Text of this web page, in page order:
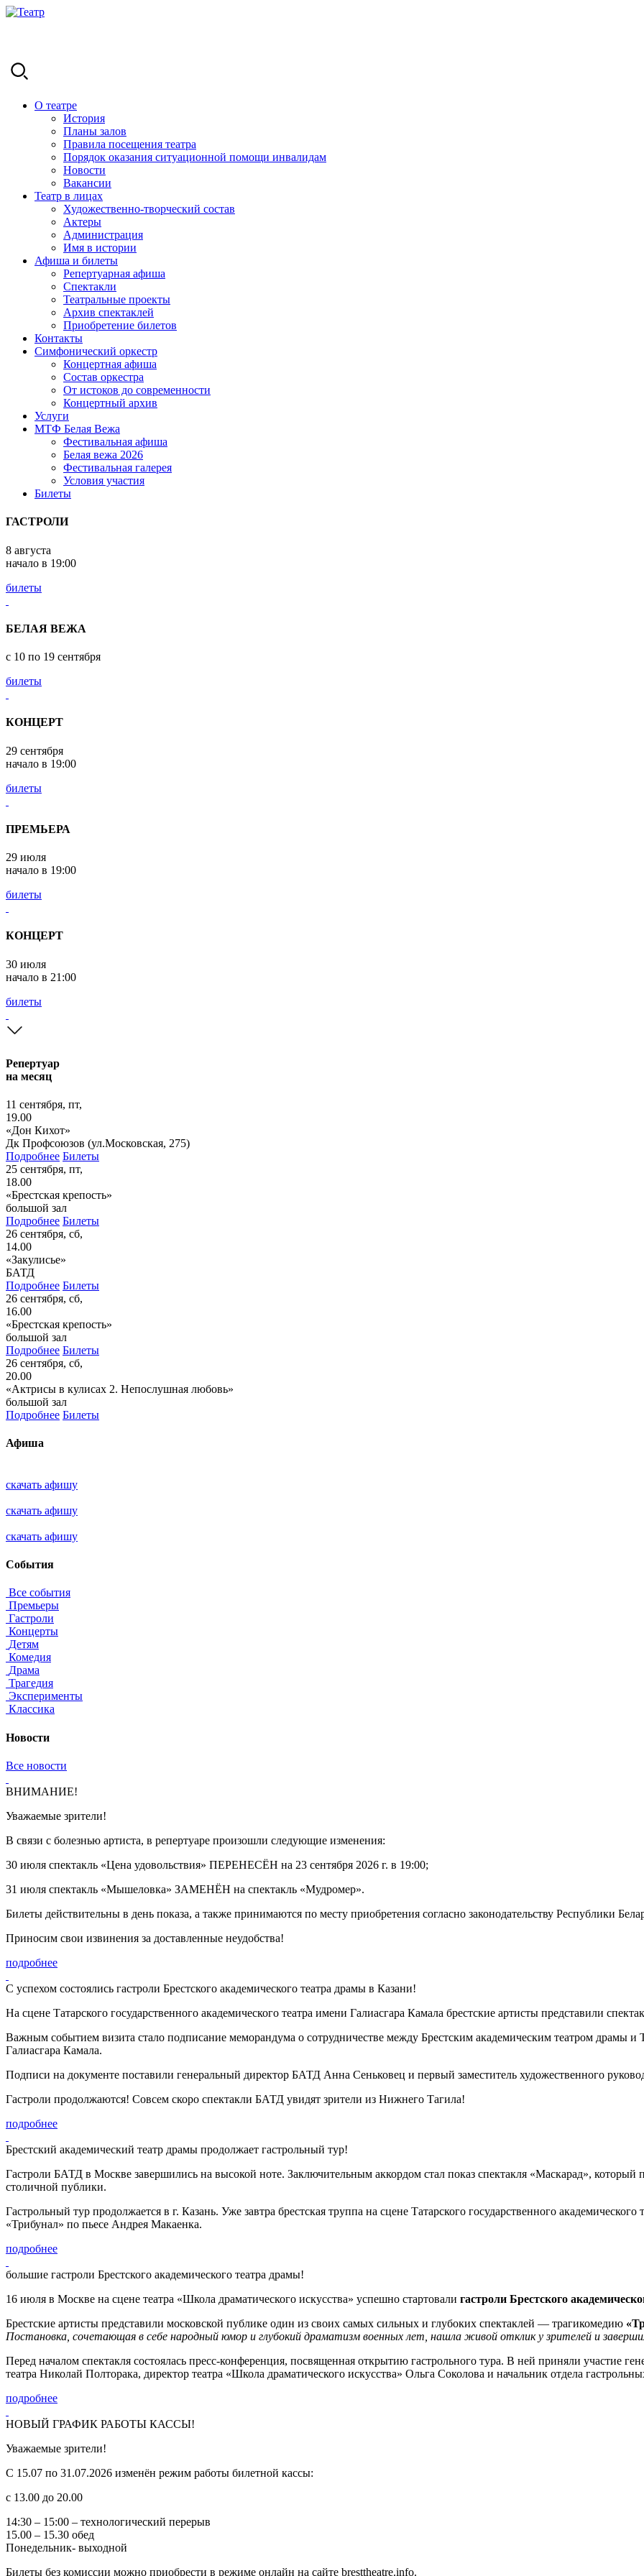
О театре
История
Планы залов
Правила посещения театра
Порядок оказания ситуационной помощи инвалидам
Новости
Вакансии
Театр в лицах
Художественно-творческий состав
Актеры
Администрация
Имя в истории
Афиша и билеты
Репертуарная афиша
Спектакли
Театральные проекты
Архив спектаклей
Приобретение билетов
Контакты
Симфонический оркестр
Концертная афиша
Состав оркестра
От истоков до современ­ности
Концертный архив
Услуги
МТФ Белая Вежа
Фестивальная афиша
Белая вежа 2026
Фестивальная галерея
Условия участия
Билеты
ГАСТРОЛИ
8 августа
начало в 19:00
билеты
БЕЛАЯ ВЕЖА
с 10 по 19 сентября
билеты
КОНЦЕРТ
29 сентября
начало в 19:00
билеты
ПРЕМЬЕРА
29 июля
начало в 19:00
билеты
КОНЦЕРТ
30 июля
начало в 21:00
билеты
Репертуар
на месяц
11 сентября, пт,
19.00
«Дон Кихот»
Дк Профсоюзов (ул.Московская, 275)
Подробнее Билеты
25 сентября, пт,
18.00
«Брестская крепость»
большой зал
Подробнее Билеты
26 сентября, сб,
14.00
«Закулисье»
БАТД
Подробнее Билеты
26 сентября, сб,
16.00
«Брестская крепость»
большой зал
Подробнее Билеты
26 сентября, сб,
20.00
«Актрисы в кулисах 2. Непослушная любовь»
большой зал
Подробнее Билеты
Афиша
скачать афишу
скачать афишу
скачать афишу
События
Все события
Премьеры
Гастроли
Концерты
Детям
Комедия
Драма
Трагедия
Эксперименты
Классика
Новости
Все новости
ВНИМАНИЕ!
Уважаемые зрители!
В связи с болезнью артиста, в репертуаре произошли следующие изменения:
30 июля спектакль «Цена удовольствия» ПЕРЕНЕСЁН на 23 сентября 2026 г. в 19:00;
31 июля спектакль «Мышеловка» ЗАМЕНЁН на спектакль «Мудромер».
Билеты действительны в день показа, а также принимаются по месту приобретения согласно законодательству Республики
Приносим свои извинения за доставленные неудобства!
подробнее
С успехом состоялись гастроли Брестского академического театра драмы в Казани!
На сцене Татарского государственного академического театра имени Галиасгара Камала брестские артисты представили
Важным событием визита стало подписание меморандума о сотрудничестве между Брестским академическим театром драмы и
Галиасгара Камала.
Подписи на документе поставили генеральный директор БАТД Анна Сеньковец и первый заместитель художественного
Гастроли продолжаются! Совсем скоро спектакли БАТД увидят зрители из Нижнего Тагила!
подробнее
Брестский академический театр драмы продолжает гастрольный тур!
Гастроли БАТД в Москве завершились на высокой ноте. Заключительным аккордом стал показ спектакля «Маскарад»,
столичной публики.
Гастрольный тур продолжается в г. Казань. Уже завтра брестская труппа на сцене Татарского государственного
«Трибунал» по пьесе Андрея Макаенка.
подробнее
большие гастроли Брестского академического театра драмы!
16 июля в Москве на сцене театра «Школа драматического искусства» успешно стартовали гастроли Брестского
Брестские артисты представили московской публике один из своих самых сильных и глубоких спектаклей — трагикомедию
Постановка, сочетающая в себе народный юмор и глубокий драматизм военных лет, нашла живой отклик у зрителей и
Перед началом спектакля состоялась пресс-конференция, посвященная открытию гастрольного тура. В ней приняли участие
театра Николай Полторака, директор театра «Школа драматического искусства» Ольга Соколова и начальник отдела
подробнее
НОВЫЙ ГРАФИК РАБОТЫ КАССЫ!
Уважаемые зрители!
С 15.07 по 31.07.2026 изменён режим работы билетной кассы:
с 13.00 до 20.00
14:30 – 15:00 – технологический перерыв
15.00 – 15.30 обед
Понедельник- выходной
Билеты без комиссии можно приобрести в режиме онлайн на сайте bresttheatre.info.